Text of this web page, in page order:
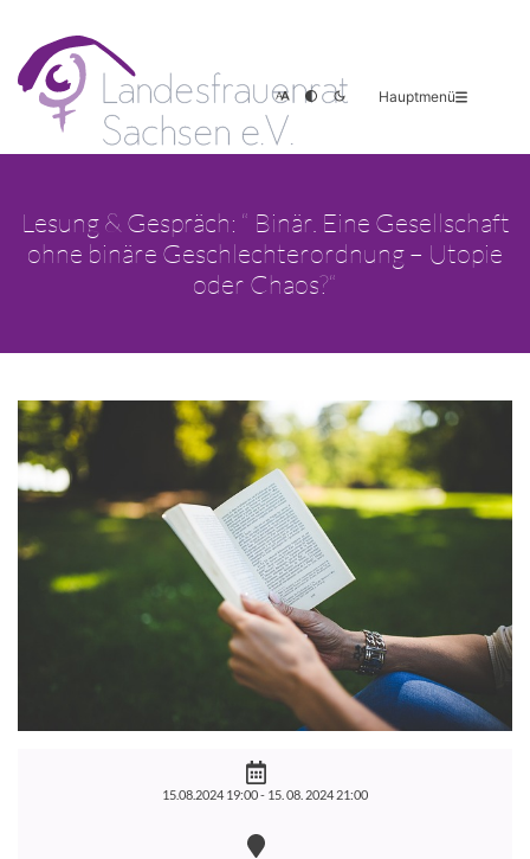
Hauptmenü
Lesung & Gespräch: “ Binär. Eine Gesellschaft
ohne binäre Geschlechterordnung – Utopie
oder Chaos?“
15.08.2024 19:00 - 15. 08. 2024 21:00